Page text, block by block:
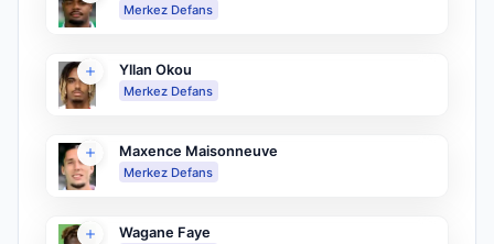
Merkez Defans
Yllan Okou
Merkez Defans
Maxence Maisonneuve
Merkez Defans
Wagane Faye